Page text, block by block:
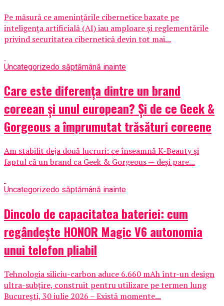
Pe măsură ce amenințările cibernetice bazate pe
inteligența artificială (AI) iau amploare și reglementările
privind securitatea cibernetică devin tot mai...
Uncategorizedo săptămână inainte
Care este diferența dintre un brand
coreean și unul european? Și de ce Geek &
Gorgeous a împrumutat trăsături coreene
Am stabilit deja două lucruri: ce înseamnă K-Beauty și
faptul că un brand ca Geek & Gorgeous — deși pare...
Uncategorizedo săptămână inainte
Dincolo de capacitatea bateriei: cum
regândește HONOR Magic V6 autonomia
unui telefon pliabil
Tehnologia siliciu-carbon aduce 6.660 mAh într-un design
ultra-subțire, construit pentru utilizare pe termen lung
București, 30 iulie 2026 – Există momente...